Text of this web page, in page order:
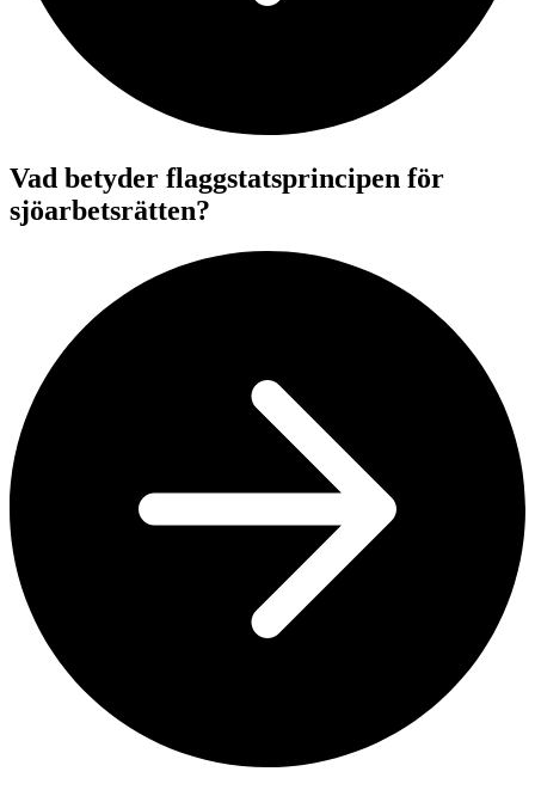
Vad betyder flaggstatsprincipen för
sjöarbetsrätten?